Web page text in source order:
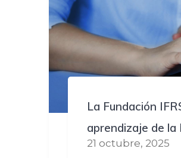
La Fundación
aprendizaje de la
21 octubre, 2025